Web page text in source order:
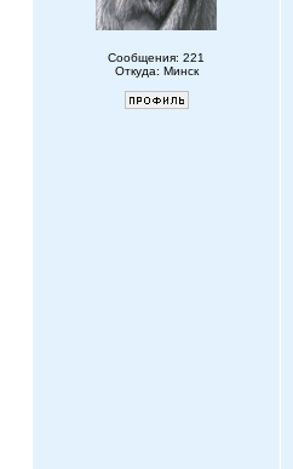
Сообщения: 221
Откуда: Минск